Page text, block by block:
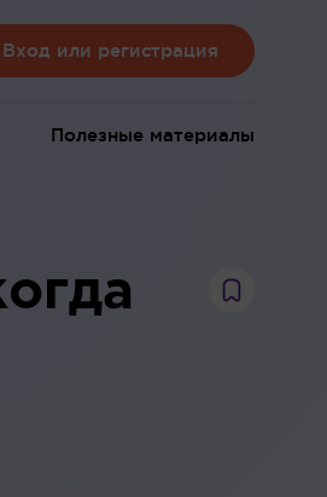
Вход или регистрация
Полезные материалы